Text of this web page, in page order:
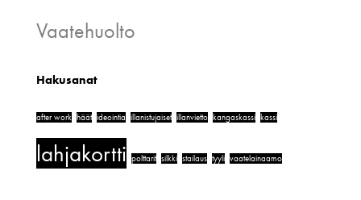
Vaatehuolto
Hakusanat
after work häät ideointia illanistujaiset illanvietto kangaskassi kassi
lahjakortti polttarit silkki stailaus tyyli vaatelainaamo